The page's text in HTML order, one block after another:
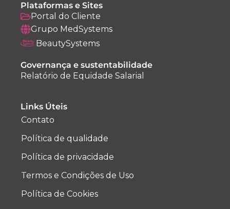
Plataformas e Sites
Portal do Cliente
Grupo MedSystems
BeautySystems
Governança e sustentabilidade
Relatório de Equidade Salarial
Links Úteis
Contato
Política de qualidade
Política de privacidade
Termos e Condições de Uso
Política de Cookies